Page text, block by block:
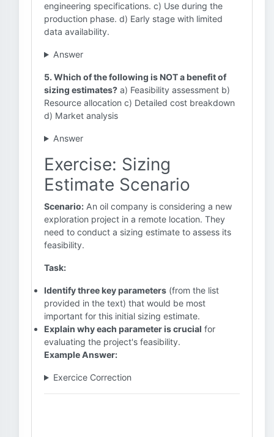
engineering specifications. c) Use during the
production phase. d) Early stage with limited
data availability.
Answer
5. Which of the following is NOT a benefit of
sizing estimates? a) Feasibility assessment b)
Resource allocation c) Detailed cost breakdown
d) Market analysis
Answer
Exercise: Sizing
Estimate Scenario
Scenario: An oil company is considering a new
exploration project in a remote location. They
need to conduct a sizing estimate to assess its
feasibility.
Task:
Identify three key parameters (from the list
provided in the text) that would be most
important for this initial sizing estimate.
Explain why each parameter is crucial for
evaluating the project's feasibility.
Example Answer:
Exercice Correction